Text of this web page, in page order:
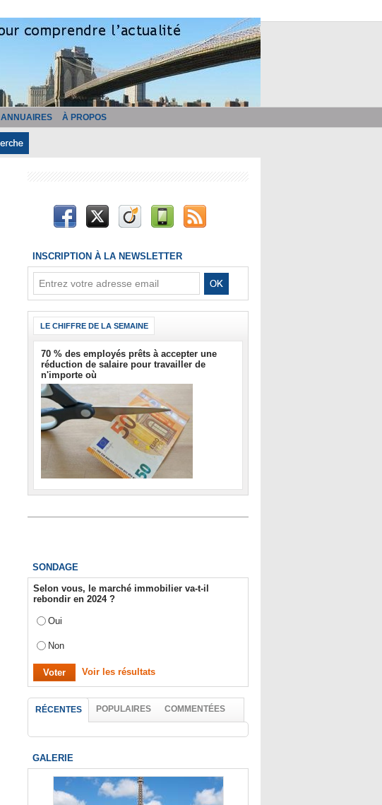
ANNUAIRES À PROPOS
INSCRIPTION À LA NEWSLETTER
LE CHIFFRE DE LA SEMAINE
70 % des employés prêts à accepter une
réduction de salaire pour travailler de
n'importe où
SONDAGE
Selon vous, le marché immobilier va-t-il
rebondir en 2024 ?
Oui
Non
Voir les résultats
RÉCENTES POPULAIRES COMMENTÉES
GALERIE